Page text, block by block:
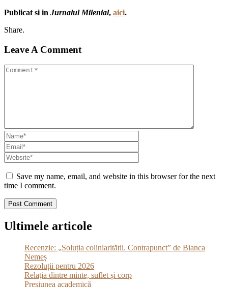
Publicat si in Jurnalul Milenial, aici.
Share.
Leave A Comment
Save my name, email, and website in this browser for the next
time I comment.
Ultimele articole
Recenzie: „Soluția coliniarității. Contrapunct” de Bianca
Nemeș
Rezoluții pentru 2026
Relaţia dintre minte, suflet și corp
Presiunea academică